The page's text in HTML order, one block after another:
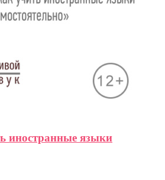
иностранные языки